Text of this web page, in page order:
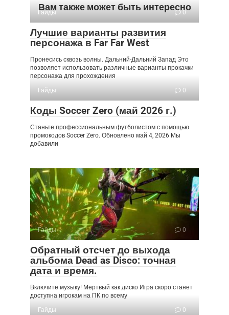
Вам также может быть интересно
Гайды 0
Лучшие варианты развития
персонажа в Far Far West
Пронесись сквозь волны. Дальний-Дальний Запад Это
позволяет использовать различные варианты прокачки
персонажа для прохождения
Гайды
0
Коды Soccer Zero (май 2026 г.)
Станьте профессиональным футболистом с помощью
промокодов Soccer Zero. Обновлено май 4, 2026 Мы
добавили
Гайды 0
Обратный отсчет до выхода
альбома Dead as Disco: точная
дата и время.
Включите музыку! Мертвый как диско Игра скоро станет
доступна игрокам на ПК по всему
Гайды
0